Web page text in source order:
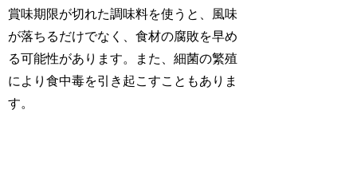
賞味期限が切れた調味料を使うと、風味
が落ちるだけでなく、食材の腐敗を早め
る可能性があります。また、細菌の繁殖
により食中毒を引き起こすこともありま
す。